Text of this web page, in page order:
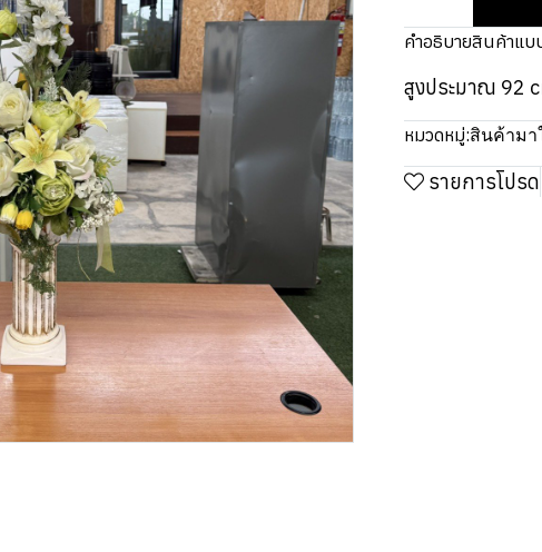
คำอธิบายสินค้าแบ
สูงประมาณ 92
หมวดหมู่:สินค้ามา
รายการโปรด